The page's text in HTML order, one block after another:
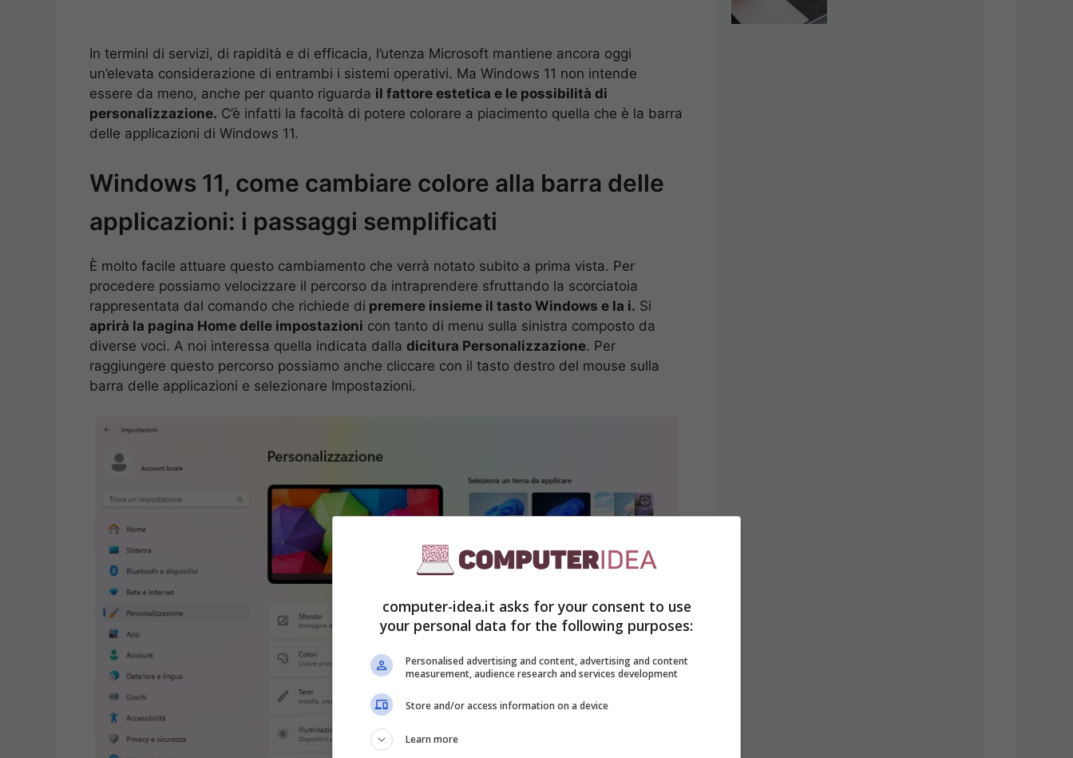
In termini di servizi, di rapidità e di efficacia, l’utenza Microsoft mantiene ancora oggi
un’elevata considerazione di entrambi i sistemi operativi. Ma Windows 11 non intende
essere da meno, anche per quanto riguarda il fattore estetica e le possibilità di
personalizzazione. C’è infatti la facoltà di potere colorare a piacimento quella che è la barra
delle applicazioni di Windows 11.
Windows 11, come cambiare colore alla barra delle
applicazioni: i passaggi semplificati
È molto facile attuare questo cambiamento che verrà notato subito a prima vista. Per
procedere possiamo velocizzare il percorso da intraprendere sfruttando la scorciatoia
rappresentata dal comando che richiede di premere insieme il tasto Windows e la i. Si
aprirà la pagina Home delle impostazioni con tanto di menu sulla sinistra composto da
diverse voci. A noi interessa quella indicata dalla dicitura Personalizzazione. Per
raggiungere questo percorso possiamo anche cliccare con il tasto destro del mouse sulla
barra delle applicazioni e selezionare Impostazioni.
computer-idea.it asks for your consent to use
your personal data for the following purposes:
Personalised advertising and content, advertising and content
measurement, audience research and services development
Store and/or access information on a device
Learn more